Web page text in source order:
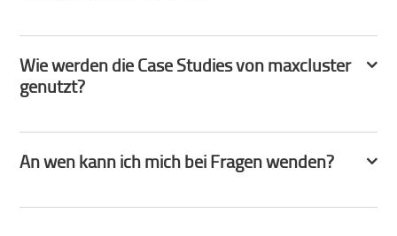
Wie werden die Case Studies von maxcluster
genutzt?
An wen kann ich mich bei Fragen wenden?